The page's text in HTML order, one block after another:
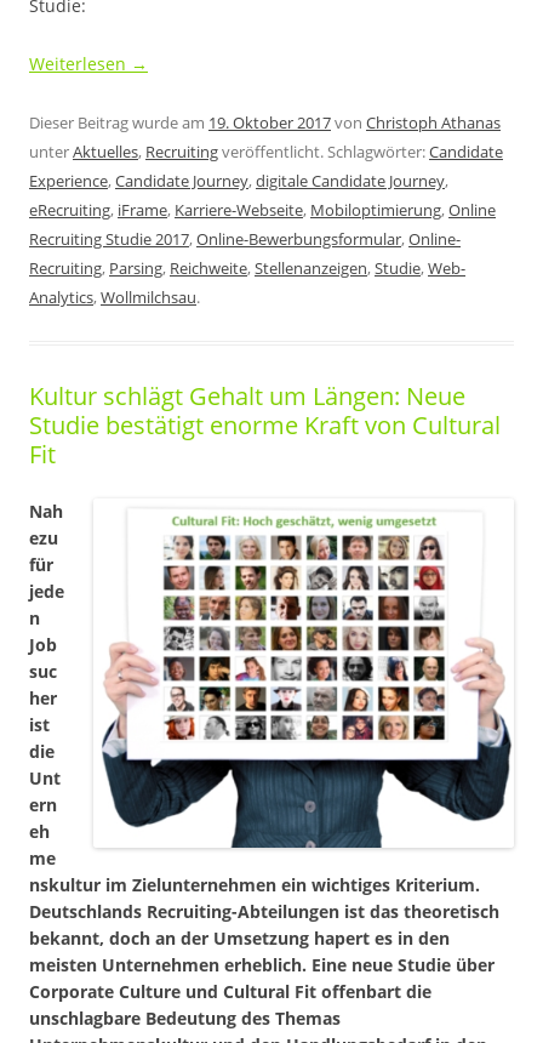
Studie:
Weiterlesen →
Dieser Beitrag wurde am 19. Oktober 2017von Christoph Athanas
unterAktuelles, Recruitingveröffentlicht. Schlagwörter:Candidate
Experience,Candidate Journey,digitale Candidate Journey,
eRecruiting, iFrame, Karriere-Webseite, Mobiloptimierung,Online
Recruiting Studie 2017,Online-Bewerbungsformular,Online-
Recruiting, Parsing, Reichweite,Stellenanzeigen,Studie,Web-
Analytics,Wollmilchsau.
Kultur schlägt Gehalt um Längen: Neue
Studie bestätigt enorme Kraft von Cultural
Fit
Nah
ezu
für
jede
n
Job
suc
her
ist
die
Unt
ern
eh
me
nskultur im Zielunternehmen ein wichtiges Kriterium.
Deutschlands Recruiting-Abteilungen ist das theoretisch
bekannt, doch an der Umsetzung hapert es in den
meisten Unternehmen erheblich. Eine neue Studie über
Corporate Culture und Cultural Fit offenbart die
unschlagbare Bedeutung des Themas